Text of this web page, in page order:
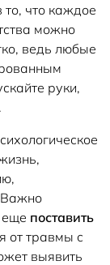
то, что каждое
можно
ведь любые
руки,
Важно
еще поставить
от травмы с
выявить